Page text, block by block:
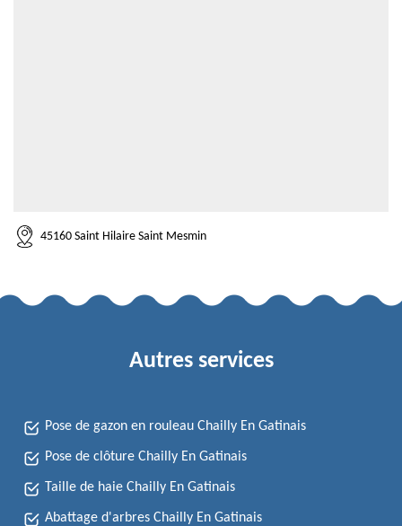
45160 Saint Hilaire Saint Mesmin
Autres services
Pose de gazon en rouleau Chailly En Gatinais
Pose de clôture Chailly En Gatinais
Taille de haie Chailly En Gatinais
Abattage d'arbres Chailly En Gatinais